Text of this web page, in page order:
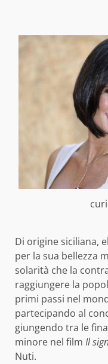
Di origine siciliana,
per la sua bellezza
solarità che la
raggiungere la
primi passi nel
partecipando al
giungendo tra le
minore nel film Il
Nuti.